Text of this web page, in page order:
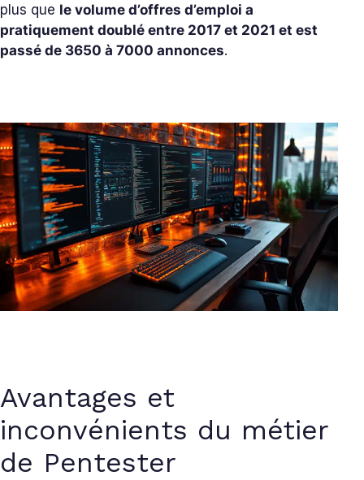
plus que le volume d’offres d’emploi a
pratiquement doublé entre 2017 et 2021 et est
passé de 3650 à 7000 annonces.
Avantages et
inconvénients du métier
de Pentester